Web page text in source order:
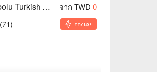
Safranbolu Turkish Restaurant จาก TWD 0
(71) จองเลย